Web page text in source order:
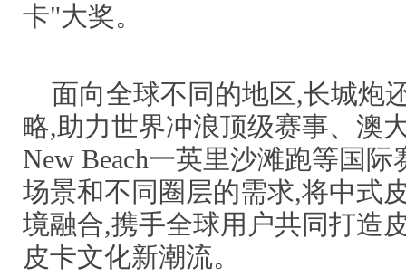
卡"大奖。
面向全球不同的地区,长城炮
略,助力世界冲浪顶级赛事、澳
New Beach一英里沙滩跑等国
场景和不同圈层的需求,将中式
境融合,携手全球用户共同打造
皮卡文化新潮流。